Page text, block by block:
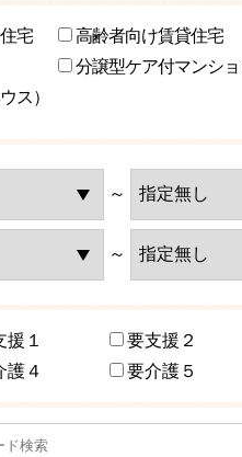
宅 高齢者向け賃貸住宅
分譲型ケア付マンシ
ス）
～
～
援１ 要支援２
護４ 要介護５